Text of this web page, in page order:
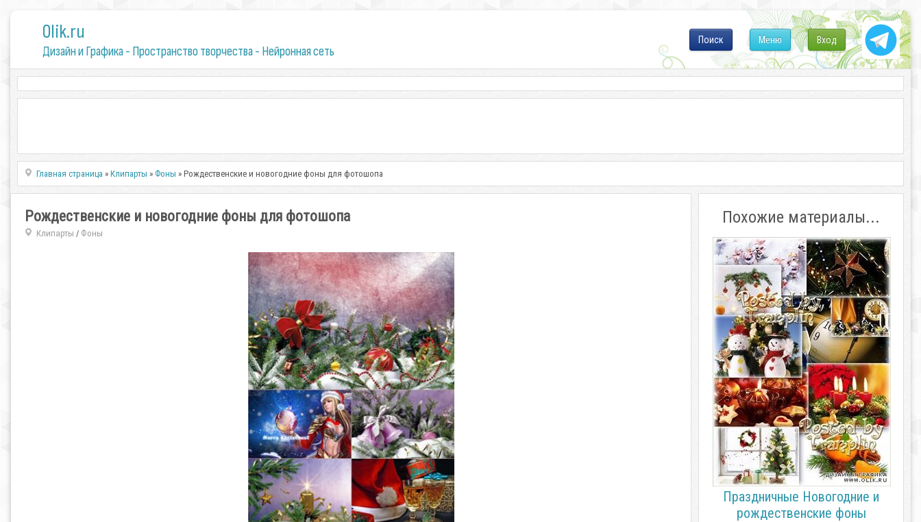
0lik.ru
Дизайн и Графика - Пространство творчества - Нейронная сеть
Вход
Меню
Поиск
Главная страница »Клипарты » Фоны » Рождественские и новогодние фоны для фотошопа
Рождественские и новогодние фоны для фотошопа
Клипарты / Фоны
Похожие материалы...
Праздничные Новогодние и
рождественские фоны